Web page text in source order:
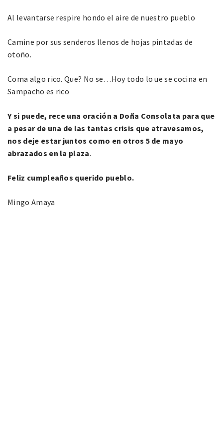
Al levantarse respire hondo el aire de nuestro pueblo
Camine por sus senderos llenos de hojas pintadas de
otoño.
Coma algo rico. Que? No se…Hoy todo lo ue se cocina en
Sampacho es rico
Y si puede, rece una oración a Doña Consolata para que
a pesar de una de las tantas crisis que atravesamos,
nos deje estar juntos como en otros 5 de mayo
abrazados en la plaza.
Feliz cumpleaños querido pueblo.
Mingo Amaya